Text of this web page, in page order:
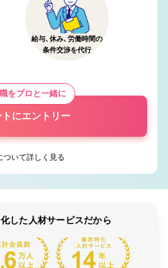
給与、休み、労働時間の
条件交渉を代行
をプロと一緒に
にエントリー
ついて詳しく見る
した人材サービスだから